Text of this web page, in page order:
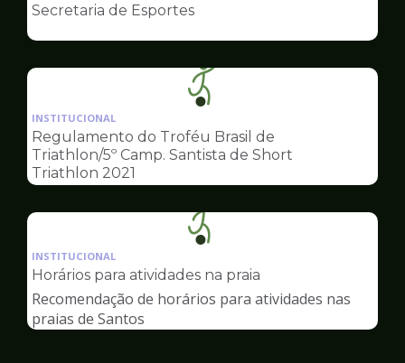
Esportes
Secretaria de Esportes
Ilustração
da
pagina
de
INSTITUCIONAL
Regulamento do Troféu Brasil de
Triathlon/5º Camp. Santista de Short
Triathlon 2021
Ilustração
da
pagina
Esportes
INSTITUCIONAL
Horários para atividades na praia
Recomendação de horários para atividades nas
praias de Santos